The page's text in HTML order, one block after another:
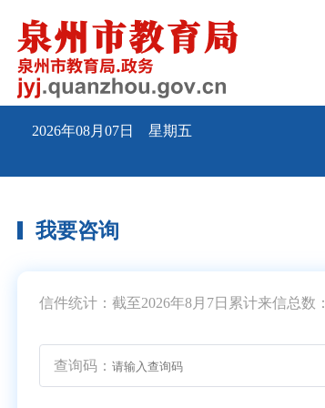
2026年08月07日 星期五
我要咨询
信件统计：截至2026年8月7日累计来信总数：
查询码：